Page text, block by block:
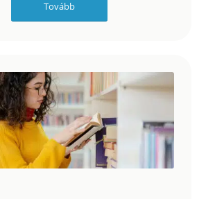
Tovább